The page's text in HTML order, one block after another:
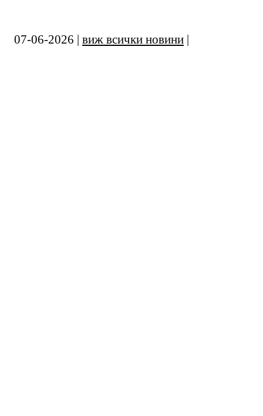
07-06-2026 | виж всички новини |